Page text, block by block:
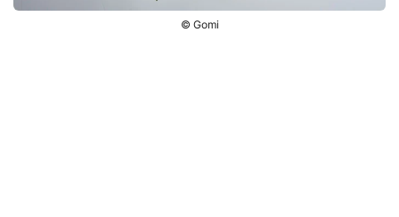
© Gomi